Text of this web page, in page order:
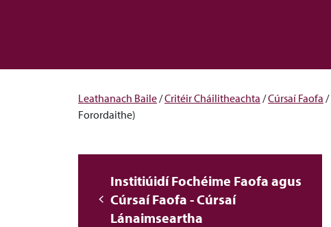
Leathanach Baile/Critéir Cháilitheachta /Cúrsaí Faofa /
Forordaithe)
Institiúidí Fochéime Faofa agus
Cúrsaí Faofa - Cúrsaí
Lánaimseartha